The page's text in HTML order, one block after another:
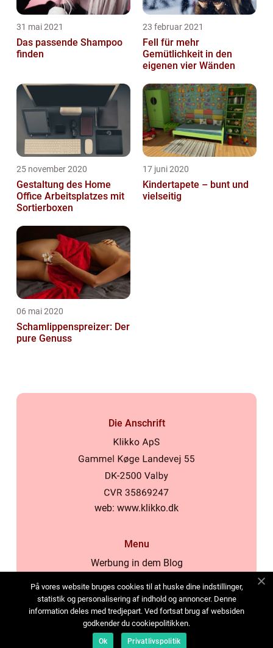
31 mai 2021
Das passende Shampoo
finden
23 februar 2021
Fell für mehr
Gemütlichkeit in den
eigenen vier Wänden
25 november 2020
Gestaltung des Home
Office Arbeitsplatzes mit
Sortierboxen
17 juni 2020
Kindertapete – bunt und
vielseitig
06 mai 2020
Schamlippenspreizer: Der
pure Genuss
Die Anschrift
web: www.klikko.dk
Menu
Werbung in dem Blog
Cookies
Kontaktiere uns
Sitemap
På vores website bruges cookies til at huske dine indstillinger,
statistik og personalisering af indhold og annoncer. Denne
information deles med tredjepart. Ved fortsat brug af websiden
godkender du cookiepolitikken.
Ok Privatlivspolitik